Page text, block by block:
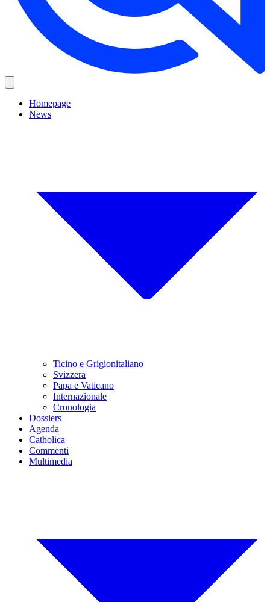
Homepage
News
Ticino e Grigionitaliano
Svizzera
Papa e Vaticano
Internazionale
Cronologia
Dossiers
Agenda
Catholica
Commenti
Multimedia